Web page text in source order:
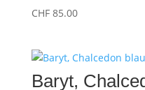
CHF85.00
Baryt,